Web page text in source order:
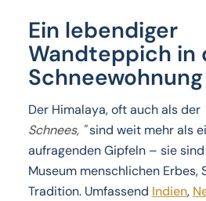
Ein lebendiger
Wandteppich in
Schneewohnung
Der Himalaya, oft auch als der
Schnees, "sind weit mehr als
aufragenden Gipfeln – sie
Museum menschlichen Erbes,
Tradition. Umfassend Indien,